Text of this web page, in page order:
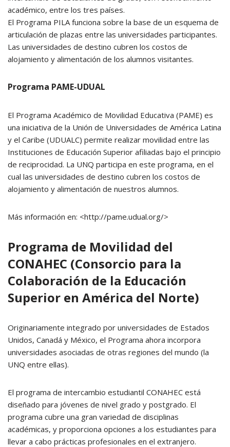
académico, entre los tres países.
El Programa PILA funciona sobre la base de un esquema de
articulación de plazas entre las universidades participantes.
Las universidades de destino cubren los costos de
alojamiento y alimentación de los alumnos visitantes.
Programa PAME-UDUAL
El Programa Académico de Movilidad Educativa (PAME) es
una iniciativa de la Unión de Universidades de América Latina
y el Caribe (UDUALC) permite realizar movilidad entre las
Instituciones de Educación Superior afiliadas bajo el principio
de reciprocidad. La UNQ participa en este programa, en el
cual las universidades de destino cubren los costos de
alojamiento y alimentación de nuestros alumnos.
Más información en: <http://pame.udual.org/>
Programa de Movilidad del
CONAHEC (Consorcio para la
Colaboración de la Educación
Superior en América del Norte)
Originariamente integrado por universidades de Estados
Unidos, Canadá y México, el Programa ahora incorpora
universidades asociadas de otras regiones del mundo (la
UNQ entre ellas).
El programa de intercambio estudiantil CONAHEC está
diseñado para jóvenes de nivel grado y postgrado. El
programa cubre una gran variedad de disciplinas
académicas, y proporciona opciones a los estudiantes para
llevar a cabo prácticas profesionales en el extranjero.